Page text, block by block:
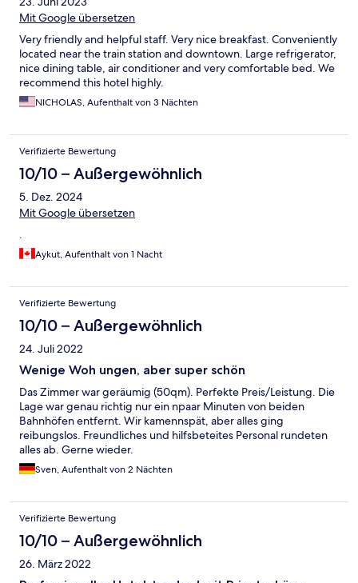
Mit Google übersetzen
Very friendly and helpful staff. Very nice breakfast. Conveniently
located near the train station and downtown. Large refrigerator,
nice dining table, air conditioner and very comfortable bed. We
recommend this hotel highly.
NICHOLAS, Aufenthalt von 3 Nächten
Verifizierte Bewertung
10/10 – Außergewöhnlich
5. Dez. 2024
Mit Google übersetzen
.
Aykut, Aufenthalt von 1 Nacht
Verifizierte Bewertung
10/10 – Außergewöhnlich
24. Juli 2022
Wenige Woh ungen, aber super schön
Das Zimmer war geräumig (50qm). Perfekte Preis/Leistung. Die
Lage war genau richtig nur ein npaar Minuten von beiden
Bahnhöfen entfernt. Wir kamennspät, aber alles ging
reibungslos. Freundliches und hilfsbeteites Personal rundeten
alles ab. Gerne wieder.
Sven, Aufenthalt von 2 Nächten
Verifizierte Bewertung
10/10 – Außergewöhnlich
26. März 2022